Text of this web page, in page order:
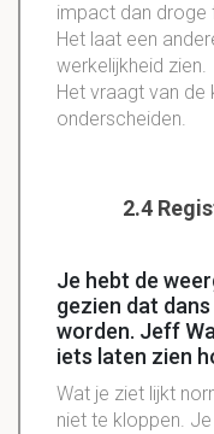
impact dan droge
Het laat een
werkelijkheid zien.
Het vraagt van
onderscheiden.
2.4
Je hebt de
gezien dat
worden. Jeff
iets laten zien
Wat je ziet lijkt
niet te kloppen.